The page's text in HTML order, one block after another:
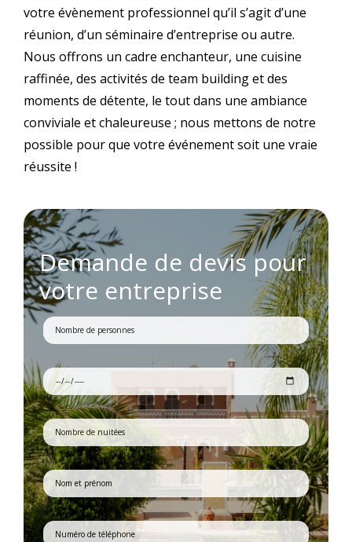
votre évènement professionnel qu’il s’agit d’une
réunion, d’un séminaire d’entreprise ou autre.
Nous offrons un cadre enchanteur, une cuisine
raffinée, des activités de team building et des
moments de détente, le tout dans une ambiance
conviviale et chaleureuse ; nous mettons de notre
possible pour que votre événement soit une vraie
réussite !
Demande de devis pour
votre entreprise